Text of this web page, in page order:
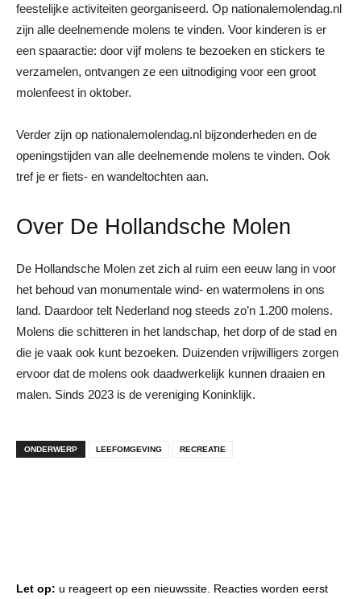
feestelijke activiteiten georganiseerd. Op nationalemolendag.nl
zijn alle deelnemende molens te vinden. Voor kinderen is er
een spaaractie: door vijf molens te bezoeken en stickers te
verzamelen, ontvangen ze een uitnodiging voor een groot
molenfeest in oktober.
Verder zijn op nationalemolendag.nl bijzonderheden en de
openingstijden van alle deelnemende molens te vinden. Ook
tref je er fiets- en wandeltochten aan.
Over De Hollandsche Molen
De Hollandsche Molen zet zich al ruim een eeuw lang in voor
het behoud van monumentale wind- en watermolens in ons
land. Daardoor telt Nederland nog steeds zo’n 1.200 molens.
Molens die schitteren in het landschap, het dorp of de stad en
die je vaak ook kunt bezoeken. Duizenden vrijwilligers zorgen
ervoor dat de molens ook daadwerkelijk kunnen draaien en
malen. Sinds 2023 is de vereniging Koninklijk.
ONDERWERP LEEFOMGEVING RECREATIE
Let op: u reageert op een nieuwssite. Reacties worden eerst